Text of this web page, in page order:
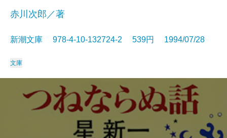
赤川次郎／著
新潮文庫 978-4-10-132724-2 539円 1994/07/28
文庫